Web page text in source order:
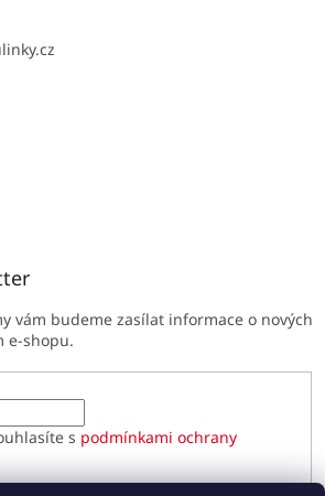
vám budeme zasílat informace o nových
e-shopu.
s podmínkami ochrany